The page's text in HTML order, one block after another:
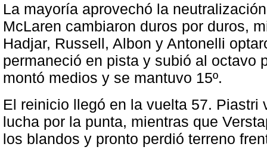
La mayoría aprovechó la
McLaren cambiaron duros por duros,
Hadjar, Russell, Albon y Antonelli
permaneció en pista y subió al octavo
montó medios y se mantuvo 15º.
El reinicio llegó en la vuelta 57. Piastri
lucha por la punta, mientras que
los blandos y pronto perdió terreno